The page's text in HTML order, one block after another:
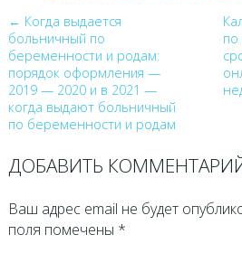
← Когда выдается
больничный по
беременности и родам:
порядок оформления —
2019 — 2020 и в 2021 —
когда выдают больничный
по беременности и родам
по
ДОБАВИТЬ
Ваш адрес email не будет
поля помечены *